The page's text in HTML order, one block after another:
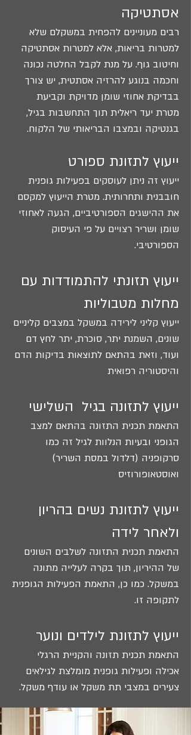
אסתטיקה
רבים מעוניינים להפחית במשקלם שלא
למטרות בריאות, אלא למטרות אסתטיקה
וחיטוב גוף. על מנת לקבל החלטה נכונה
וחכמה בנוגע להרזיה אסתטית, יש צורך
בבדיקת אחוזי שומן מדויקת וקביעת
מטרת יעד ריאלית תוך התחשבות בגיל,
בגנטיקה ובמצבו הבריאותי של הלקוח.
ייעוץ לתזונת ספורט
ייעוץ זה ניתן לעוסקים בפעילות גופנית
חובבנית ותחרותית. מטרת הייעוץ למקסם
את ההישגים הספורטיביים, הגעה לאחוזי
שומן ושריר רצויים על פי העיסוק
הספורטיבי.
ייעוץ תזונתי להתמודדות עם
מחלות מטבוליות
ייעוץ קליני לירידה במשקל במצבים קליניים
שונים, השמנת יתר, סוכרת, יתר לחץ דם
ועוד, וזאת בהתאם לתוצאות בדיקות הדם
והיסטוריה רפואית
ייעוץ לתזונה בגיל השלישי
התאמת תכנית התזונה בהתאם למצב
הגופני ובעיות הנלוות לגיל זה כמו
סרקופניה (דלדול במסת השריר)
ואוסטאופורוזיס
ייעוץ לתזונת נשים בהריון
ולאחר לידה
התאמת תכנית התזונה לשלבים השונים
של ההיריון, תוך בקרה לעלייה מתונה
במשקל. כמו כן, התאמת הפעילות הגופנית
לתקופה זו.
ייעוץ לתזונת לילדים ונוער
התאמת תכנית תזונה והקניית הרגלי
אכילה ופעילות גופנית מומלצת לגילאים
צעירים במצבי תת משקל או עודף משקל.